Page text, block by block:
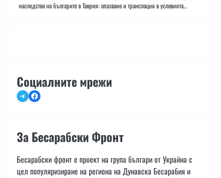
наследство на българите в Таврия: опазване и транслация в условията…
Социалните мрежи
TelegramFacebook
За Бесарабски Фронт
Бесарабски фронт е проект на група българи от Украйна с
цел популяризиране на региона на Дунавска Бесарабия и